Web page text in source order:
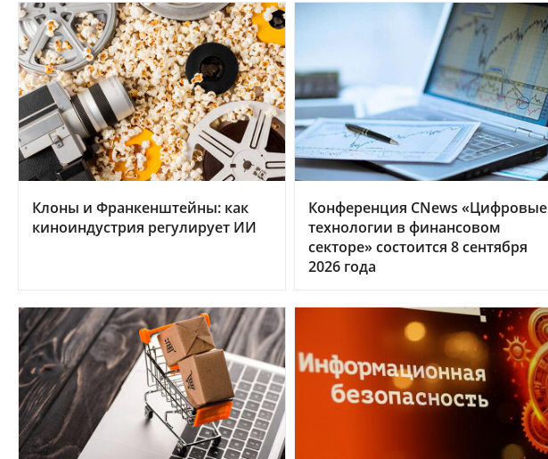
Клоны и Франкенштейны: как
киноиндустрия регулирует ИИ
Конференция CNews «Цифровые
технологии в финансовом
секторе» состоится 8 сентября
2026 года